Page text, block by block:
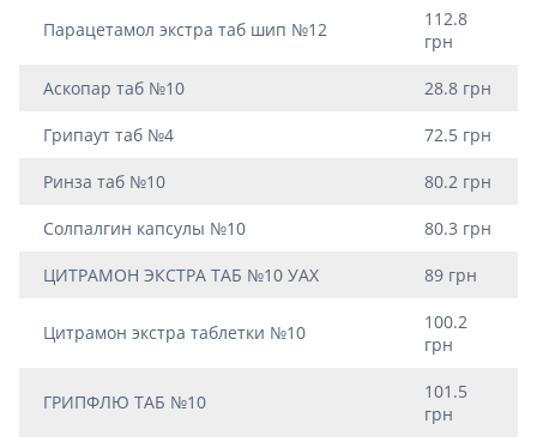
Парацетамол экстра таб шип №12
112.8
грн
Аскопар таб №10 28.8 грн
Грипаут таб №4 72.5 грн
Ринза таб №10 80.2 грн
Солпалгин капсулы №10 80.3 грн
ЦИТРАМОН ЭКСТРА ТАБ №10 УАХ 89 грн
Цитрамон экстра таблетки №10
100.2
грн
ГРИПФЛЮ ТАБ №10
101.5
грн